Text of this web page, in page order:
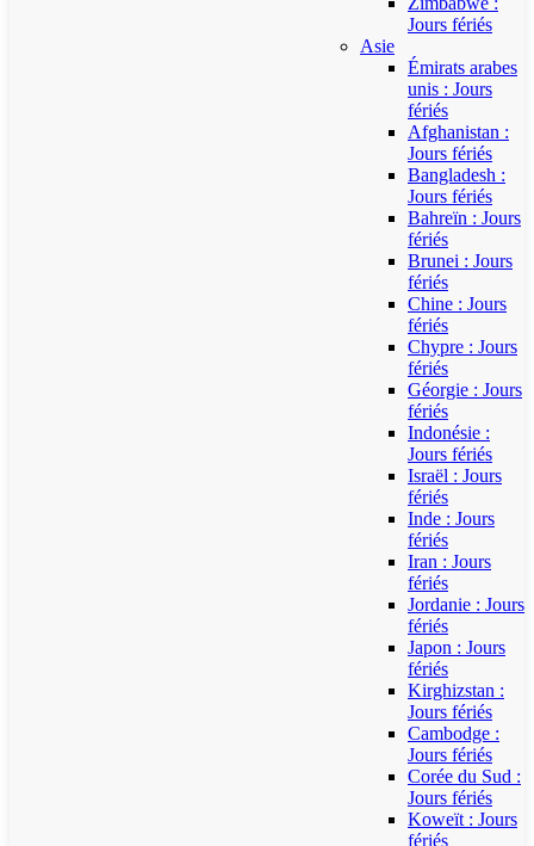
Jours fériés
Asie
Émirats arabes
unis : Jours
fériés
Afghanistan :
Jours fériés
Bangladesh :
Jours fériés
Bahreïn : Jours
fériés
Brunei : Jours
fériés
Chine : Jours
fériés
Chypre : Jours
fériés
Géorgie : Jours
fériés
Indonésie :
Jours fériés
Israël : Jours
fériés
Inde : Jours
fériés
Iran : Jours
fériés
Jordanie : Jours
fériés
Japon : Jours
fériés
Kirghizstan :
Jours fériés
Cambodge :
Jours fériés
Corée du Sud :
Jours fériés
Koweït : Jours
fériés